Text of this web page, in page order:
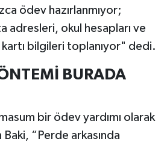
ödev hazırlanmıyor;
adresleri, okul hesapları ve
bilgileri toplanıyor" dedi.
BURADA
bir ödev yardımı olarak
“Perde arkasında